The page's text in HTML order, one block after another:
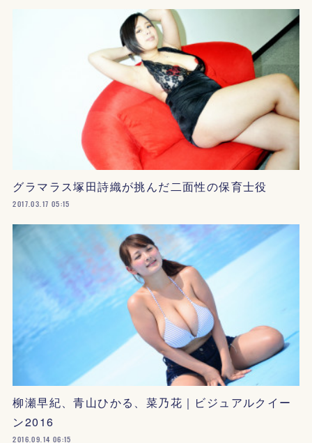
グラマラス塚田詩織が挑んだ二面性の保育士役
2017.03.17 05:15
柳瀬早紀、青山ひかる、菜乃花｜ビジュアルクイー
ン2016
2016.09.14 06:15